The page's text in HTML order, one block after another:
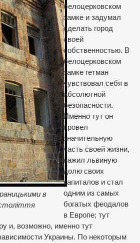
в
белоцерковском
замке и задумал
сделать город
своей
собственностью. В
белоцерковском
замке гетман
чувствовал себя в
абсолютной
безопасности.
Именно тут он
провел
значительную
часть своей жизни,
нажил львиную
долю своих
капиталов и стал
одним из самых
богатых феодалов
в Европе; тут
и, возможно, именно тут
Украины. По некоторым